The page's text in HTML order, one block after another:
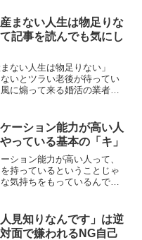
産まない人生は物足りな
記事を読んでも気にし
まない人生は物足りない」
ないとツラい老後が待ってい
に煽って来る婚活の業者さ
くは行かないですから。
ーション能力が高い人
っている基本の「キ」
ション能力が高い人って、
持っているということじゃ
気持ちをもっているんで
見知りなんです」は逆
面で嫌われるNG自己